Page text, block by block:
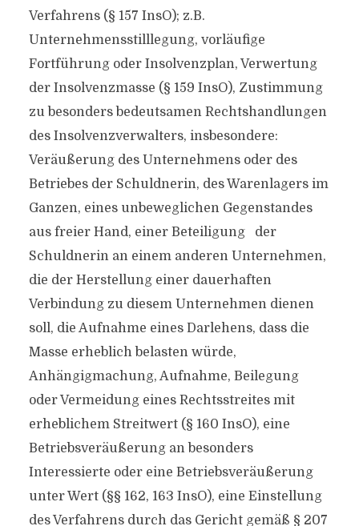
Verfahrens (§ 157 InsO); z.B.
Unternehmensstilllegung, vorläufige
Fortführung oder Insolvenzplan, Verwertung
der Insolvenzmasse (§ 159 InsO), Zustimmung
zu besonders bedeutsamen Rechtshandlungen
des Insolvenzverwalters, insbesondere:
Veräußerung des Unternehmens oder des
Betriebes der Schuldnerin, des Warenlagers im
Ganzen, eines unbeweglichen Gegenstandes
aus freier Hand, einer Beteiligung der
Schuldnerin an einem anderen Unternehmen,
die der Herstellung einer dauerhaften
Verbindung zu diesem Unternehmen dienen
soll, die Aufnahme eines Darlehens, dass die
Masse erheblich belasten würde,
Anhängigmachung, Aufnahme, Beilegung
oder Vermeidung eines Rechtsstreites mit
erheblichem Streitwert (§ 160 InsO), eine
Betriebsveräußerung an besonders
Interessierte oder eine Betriebsveräußerung
unter Wert (§§ 162, 163 InsO), eine Einstellung
des Verfahrens durch das Gericht gemäß § 207